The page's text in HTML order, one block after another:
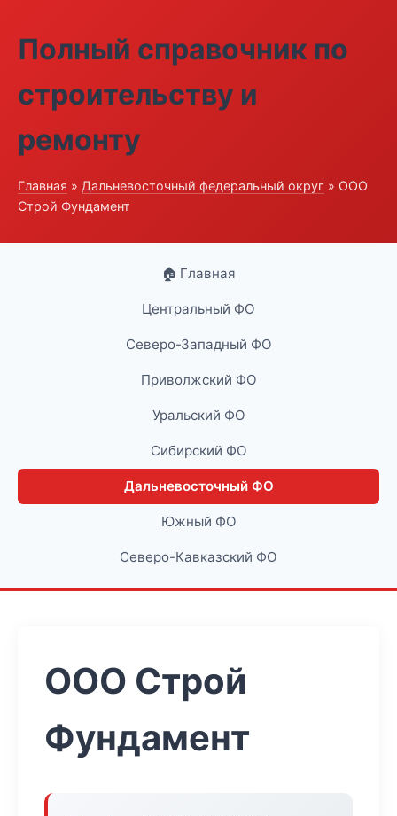
Полный справочник по
строительству и
ремонту
Главная » Дальневосточный федеральный округ » ООО
Строй Фундамент
🏠 Главная
Центральный ФО
Северо-Западный ФО
Приволжский ФО
Уральский ФО
Сибирский ФО
Дальневосточный ФО
Южный ФО
Северо-Кавказский ФО
ООО Строй
Фундамент